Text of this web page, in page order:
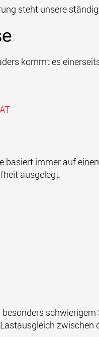
steht unsere
kommt es
basiert immer auf
ausgelegt.
zwischen